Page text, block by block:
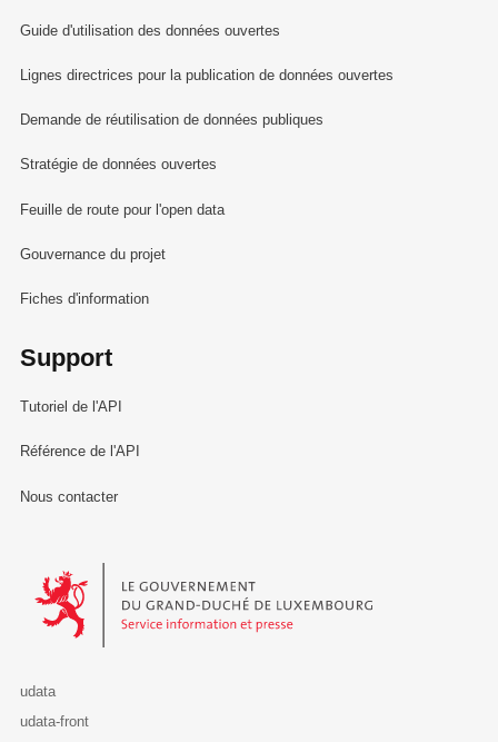
Guide d'utilisation des données ouvertes
Lignes directrices pour la publication de données ouvertes
Demande de réutilisation de données publiques
Stratégie de données ouvertes
Feuille de route pour l'open data
Gouvernance du projet
Fiches d'information
Support
Tutoriel de l'API
Référence de l'API
Nous contacter
Le Gouvernement du Grand-Duché de Luxembourg - Service
udata
udata-front